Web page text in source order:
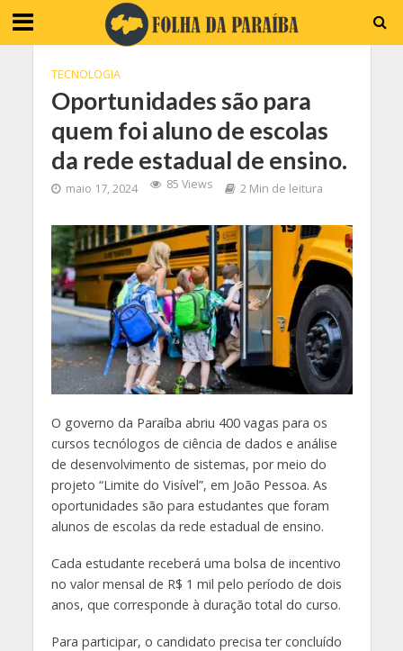
TECNOLOGIA
Oportunidades são para
quem foi aluno de escolas
da rede estadual de ensino.
maio 17, 2024 85 Views 2 Min de leitura
O governo da Paraíba abriu 400 vagas para os
cursos tecnólogos de ciência de dados e análise
de desenvolvimento de sistemas, por meio do
projeto “Limite do Visível”, em João Pessoa. As
oportunidades são para estudantes que foram
alunos de escolas da rede estadual de ensino.
Cada estudante receberá uma bolsa de incentivo
no valor mensal de R$ 1 mil pelo período de dois
anos, que corresponde à duração total do curso.
Para participar, o candidato precisa ter concluído